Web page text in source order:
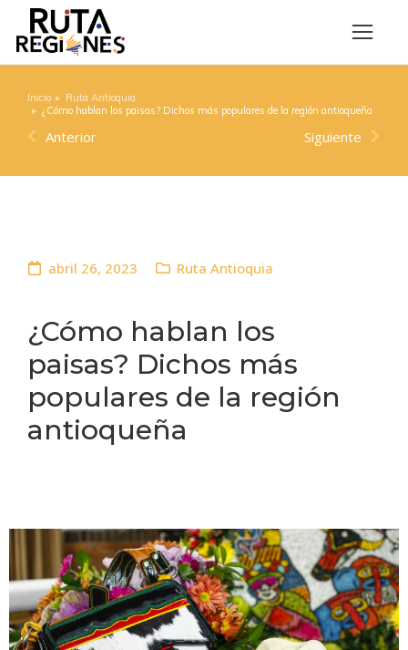
Estás aquí:
Inicio
Ruta Antioquia
¿Cómo hablan los paisas? Dichos más populares de la región antioqueña
Anterior Siguiente
abril 26, 2023 Ruta Antioquia
¿Cómo hablan los
paisas? Dichos más
populares de la región
antioqueña